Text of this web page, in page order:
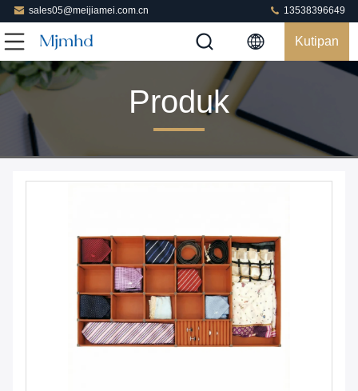
sales05@meijiamei.com.cn 13538396649
Kutipan
Produk